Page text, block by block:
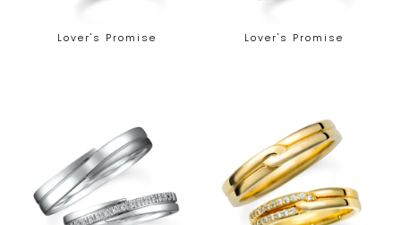
Lover's Promise Lover's Promise